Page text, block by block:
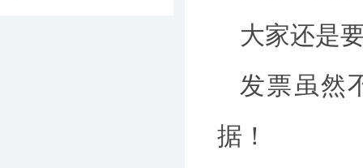
大家还是
发票虽然
据！